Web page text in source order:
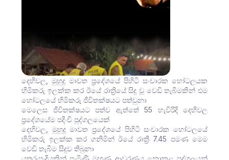
දෙහිවල, මුහුදු මාවත ප්‍රදේශයේ පිහිටි සංචාරක හෝටලයක
හිමිකරු ඉලක්ක කර ඊයේ රාත්‍රියේ සිදු වූ වෙඩි තැබීමකින් එම
හෝටලයේ හිමිකරු ජීවිතක්ෂයට පත්වුනා
මෙලෙස ජීවිතක්ෂයට පත්ව ඇත්තේ 55 හැවිරිදි දෙහිවල
ප්‍රදේශයේම පදිංචි පුද්ගලයෙක්
දෙහිවල, මුහුදු මාවත ප්‍රදේශයේ පිහිටි සංචාරක හෝටලයේ
හිමිකරු ඉලක්ක කර ගනිමින් ඊයේ රාත්‍රී 7.45 පමණ මෙම
වෙඩි තැබීම සිදුව තිබුනා
යතුරුපැදියකින් පැමිණි මුහුණු ආවරණය නොකළ පුද්ගලයන්